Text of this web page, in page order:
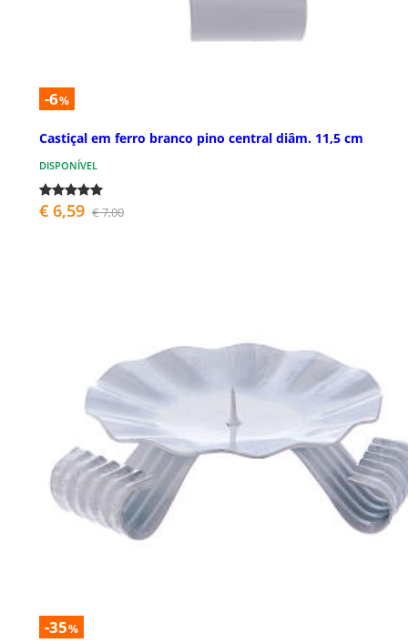
-6%
Castiçal em ferro branco pino central diâm. 11,5 cm
DISPONÍVEL
€ 6,59 € 7,00
-35%